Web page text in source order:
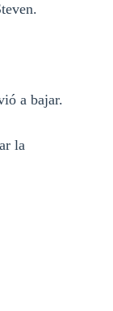
a bajar.
la